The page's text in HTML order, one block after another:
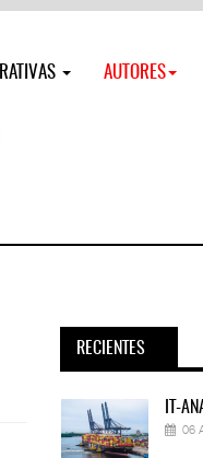
AUTORES
RECIENTES
IT-
06